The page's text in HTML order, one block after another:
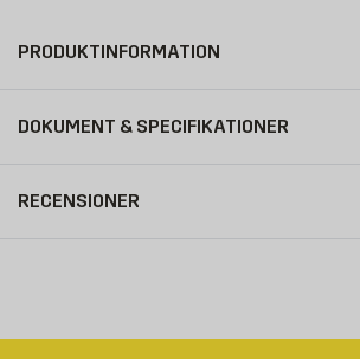
PRODUKTINFORMATION
DOKUMENT & SPECIFIKATIONER
RECENSIONER